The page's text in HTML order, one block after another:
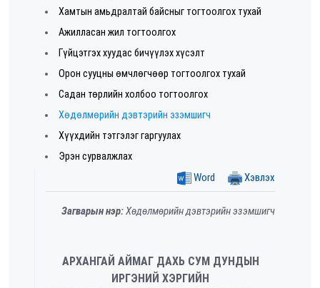
Хамтын амьдралтай байсныг тогтоолгох тухай
Ажилласан жил тогтоолгох
Гүйцэтгэх хуудас бичүүлэх хүсэлт
Орон сууцны өмчлөгчөөр тогтоолгох тухай
Садан төрлийн холбоо тогтоолгох
Хөдөлмөрийн дэвтэрийн эзэмшигч
Хүүхдийн тэтгэлэг гаргуулах
Эрэн сурвалжлах
Word Хэвлэх
Загварын нэр:Хөдөлмөрийн дэвтэрийн эзэмшигч
АРХАНГАЙ АЙМАГ ДАХЬ СУМ ДУНДЫН
ИРГЭНИЙ ХЭРГИЙН